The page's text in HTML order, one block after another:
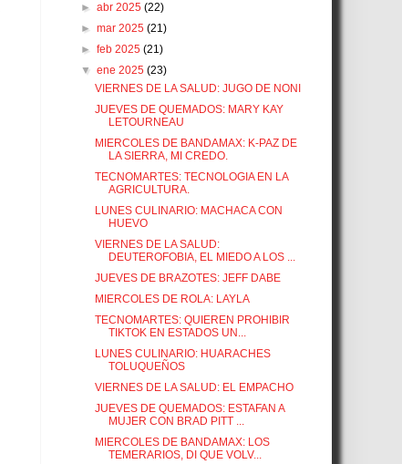
►abr 2025(22)
►mar 2025(21)
►feb 2025(21)
▼ene 2025(23)
VIERNES DE LA SALUD: JUGO DE NONI
JUEVES DE QUEMADOS: MARY KAY
LETOURNEAU
MIERCOLES DE BANDAMAX: K-PAZ DE
LA SIERRA, MI CREDO.
TECNOMARTES: TECNOLOGIA EN LA
AGRICULTURA.
LUNES CULINARIO: MACHACA CON
HUEVO
VIERNES DE LA SALUD:
DEUTEROFOBIA, EL MIEDO A LOS ...
JUEVES DE BRAZOTES: JEFF DABE
MIERCOLES DE ROLA: LAYLA
TECNOMARTES: QUIEREN PROHIBIR
TIKTOK EN ESTADOS UN...
LUNES CULINARIO: HUARACHES
TOLUQUEÑOS
VIERNES DE LA SALUD: EL EMPACHO
JUEVES DE QUEMADOS: ESTAFAN A
MUJER CON BRAD PITT ...
MIERCOLES DE BANDAMAX: LOS
TEMERARIOS, DI QUE VOLV...